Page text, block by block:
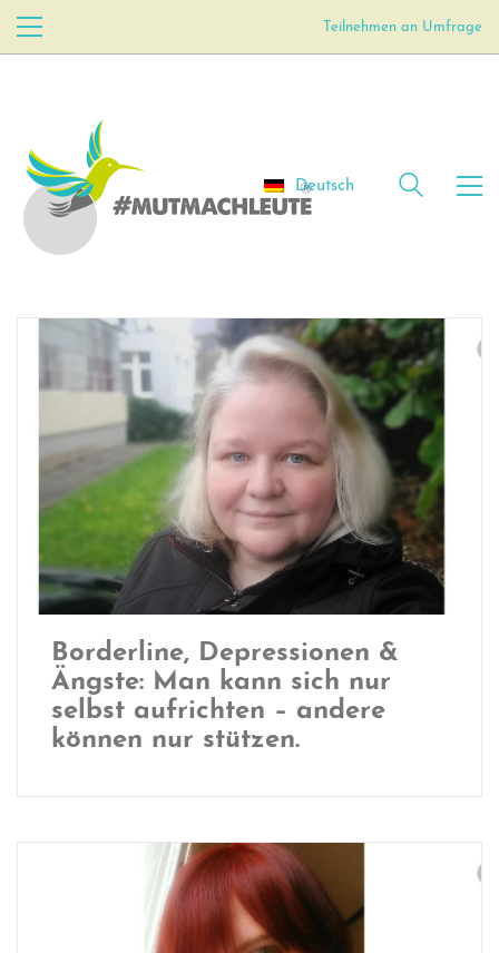
Teilnehmen an Umfrage
Deutsch
Borderline, Depressionen &
Ängste: Man kann sich nur
selbst aufrichten – andere
können nur stützen.